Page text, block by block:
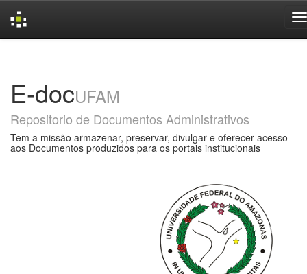
E-docUFAM
Repositorio de Documentos Administrativos
Tem a missão armazenar, preservar, divulgar e oferecer acesso
aos Documentos produzidos para os portais institucionais